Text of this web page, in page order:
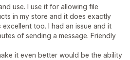
use. I use it for allowing file
in my store and it does exactly
too. I had an issue and it
of sending a message. Friendly
it even better would be the ability